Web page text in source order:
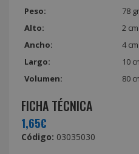
Peso:
78 gr
Alto:
2 cm
Ancho:
4 cm
Largo:
10
Volumen:
80
FICHA TÉCNICA
1,65€
Código: 03035030